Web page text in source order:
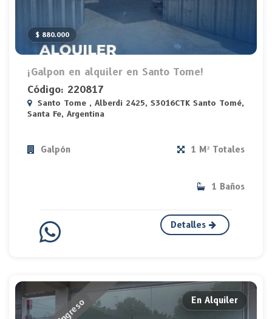
$ 880.000
¡Galpon en alquiler en Santo Tome!
Código: 220817
Santo Tome , Alberdi 2425, S3016CTK Santo Tomé,
Santa Fe, Argentina
Galpón 1 M² Totales
1 Baños
Detalles
En Alquiler